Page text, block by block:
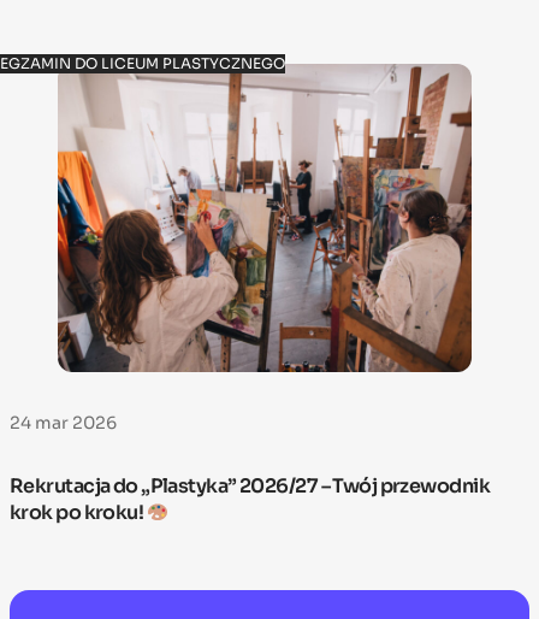
EGZAMIN DO LICEUM PLASTYCZNEGO
24 mar 2026
Rekrutacja do „Plastyka” 2026/27 – Twój przewodnik
krok po kroku!